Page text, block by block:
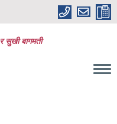
सुखी बागमती